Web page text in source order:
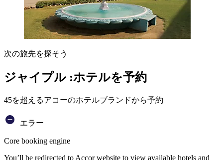
次の旅先を探そう
ジャイプル :ホテルを予約
45を超えるアコーのホテルブランドから予約
エラー
Core booking engine
You’ll be redirected to Accor website to view available hotels and